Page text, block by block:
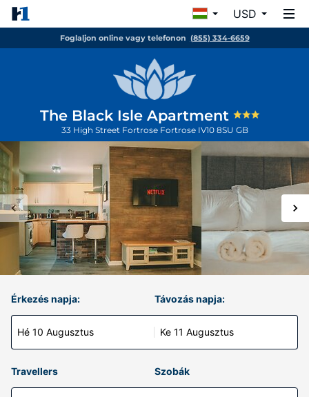
USD
Foglaljon online vagy telefonon (855) 334-6659
The Black Isle Apartment
33 High Street Fortrose Fortrose IV10 8SU GB
Érkezés napja:
Hé 10 Augusztus
Távozás napja:
Ke 11 Augusztus
Travellers Szobák